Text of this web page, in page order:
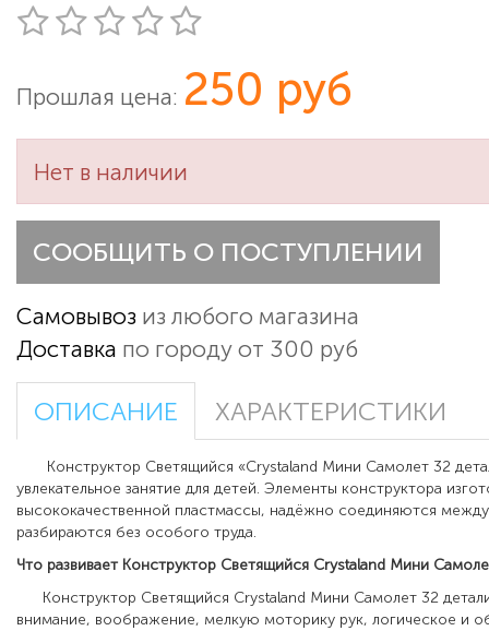
Прошлая цена: 250 руб
Нет в наличии
СООБЩИТЬ О ПОСТУПЛЕНИИ
Самовывоз из любого магазина
Доставка по городу от 300 руб
ОПИСАНИЕ ХАРАКТЕРИСТИКИ
Конструктор Светящийся «Crystaland Мини Самолет 32
увлекательное занятие для детей. Элементы конструктора
высококачественной пластмассы, надёжно соединяются
разбираются без особого труда.
Что развивает Конструктор Светящийся Crystaland Мини
Конструктор Светящийся Crystaland Мини Самолет 32 детали
внимание, воображение, мелкую моторику рук, логическое и